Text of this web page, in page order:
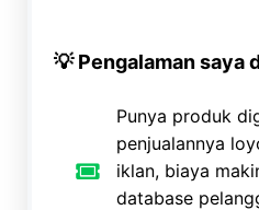
💡 Pengalaman saya
Punya produk
penjualannya
iklan, biaya
database